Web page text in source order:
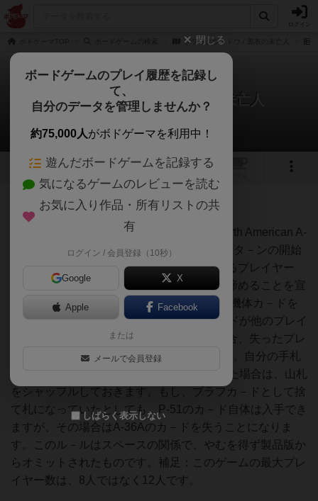
ブラックウィドウ / 黒衣の未亡人
ブラックウィドウ / 黒衣の未亡人
Chacoさんのルール/インスト
5 1
87名 1名 0 約2ヶ月前
第２タ－ン以降に実戦配備が可能となるNorth American A-
36A Apacheに関する特別ル－ルです。 第３タ－ンの開始
時点で、この機体カ－ドを実戦配備しているプレイヤー
は、当該タ－ンにおける山札からの補充を諦めることを宣
言すれば、North American P-51 Mustangの機体カ－ドを
手札に加えることができます。P-51のカ－ドが他のプレイ
ヤーの手札もしくは量産カ－ドであった場合、失ったプレ
イヤーは直ちに山札からカ－ドを1枚引いて、自分の手札
とします。P-51のカ－ドが山札に残っていた場合は、山札
をシャッフルしておきます。もし、ブラフカ－ドとして捨
て札になっていたとしても、P-51のカ－ド自体は入手でき
ますが、その場合はA-36Aのカ－ドを失うことになりま
す。このル－ルはスペースの関係で、やむを得ず製品版か
らオミットされたものです。補足：このゲームの最大プレ
イヤー数は、8人ではなく12人です。
閉じる
ボードゲームのプレイ履歴を記録し
て、
自分のデータを管理しませんか？
約75,000人がボドゲーマを利用中！
遊んだボードゲームを記録する
気になるゲームのレビューを読む
お気に入り作品・所有リストの共
有
ログイン / 会員登録（10秒）
Google X
Apple Facebook
または
メールで会員登録
しばらく表示しない